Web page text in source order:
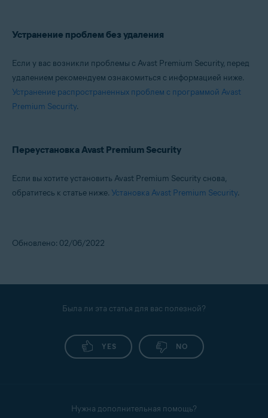
Устранение проблем без удаления
Если у вас возникли проблемы с Avast Premium Security, перед
удалением рекомендуем ознакомиться с информацией ниже.
Устранение распространенных проблем с программой Avast
Premium Security.
Переустановка Avast Premium Security
Если вы хотите установить Avast Premium Security снова,
обратитесь к статье ниже. Установка Avast Premium Security.
Обновлено: 02/06/2022
Была ли эта статья для вас полезной?
YES NO
Нужна дополнительная помощь?